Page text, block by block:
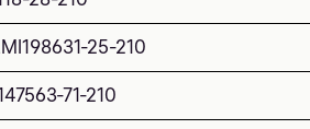
198631-25-210
71-210